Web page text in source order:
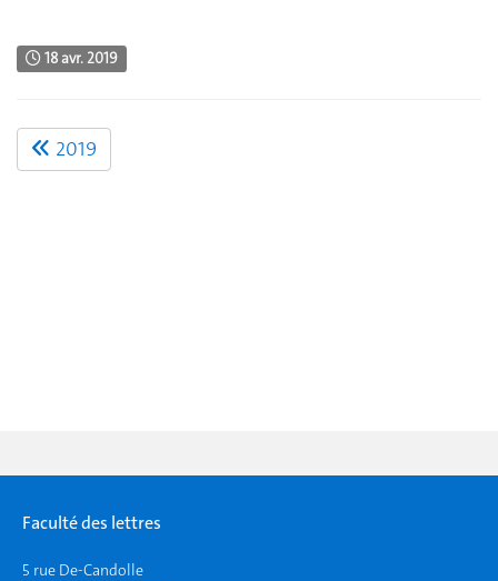
18 avr. 2019
2019
Faculté des lettres
5 rue De-Candolle